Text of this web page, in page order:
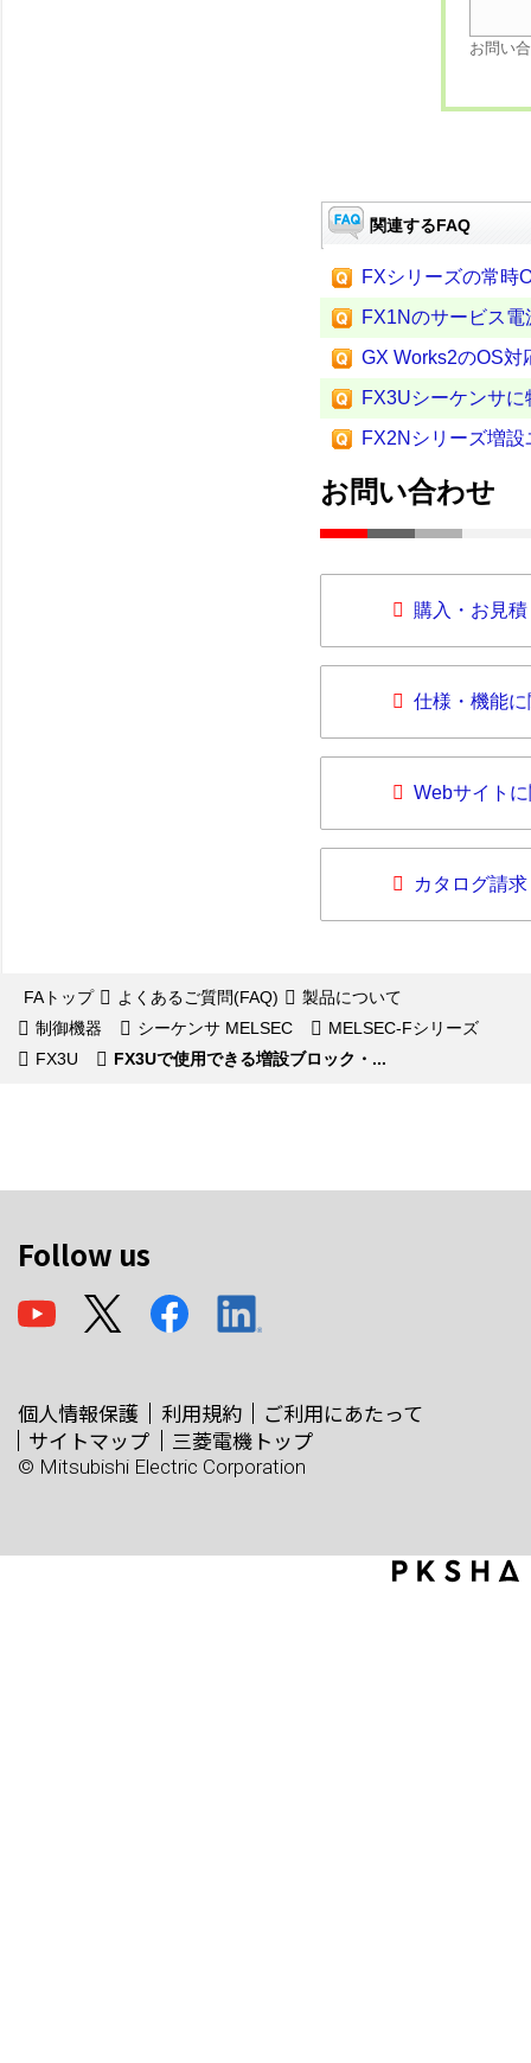
お問い
関連するFAQ
FXシリーズの常時
FX1Nのサービス
GX Works2のOS対
FX3Uシーケンサ
FX2Nシリーズ増
お問い合わせ
購入・お見
仕様・機能
Webサイト
カタログ請求
FAトップ よくあるご質問(FAQ)
製品について
制御機器
シーケンサ MELSEC
MELSEC-Fシリーズ
FX3U
FX3Uで使用できる増設ブロック・...
Follow us
個人情報保護 利用規約
ご利用にあたって
サイトマップ
三菱電機トップ
© Mitsubishi Electric Corporation